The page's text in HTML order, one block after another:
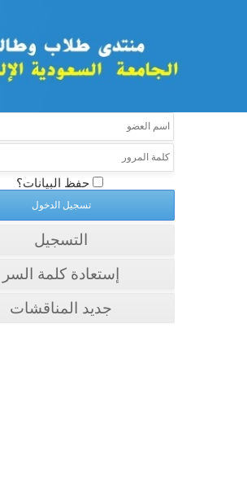
حفظ البيانات؟
التسجيل
إستعادة كلمة السر
جديد المناقشات